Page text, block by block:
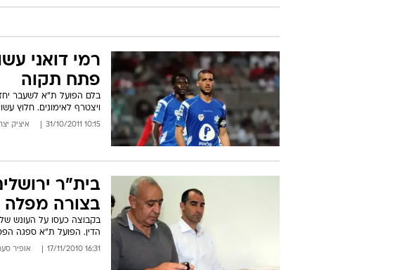
רמי דואני
פתח תקוה
בלם הפועל ת"א לשעבר
ויצטרף לאימונים. חלוץ
10:15 31/10/2011 איציק
בית"ר
בצורה מפלה
בקבוצה כעסו על העונש
הדין. הפועל ת"א ספגה
16:31 17/11/2010 אופיר